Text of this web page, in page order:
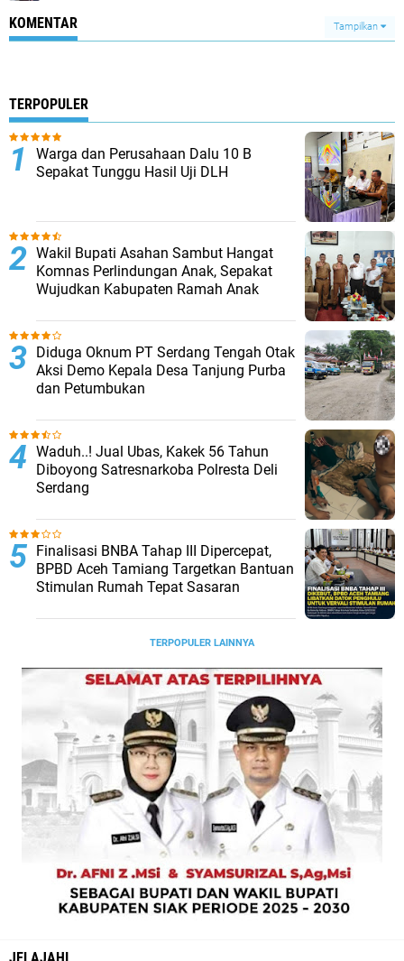
KOMENTAR Tampilkan
TERPOPULER
Warga dan Perusahaan Dalu 10 B
Sepakat Tunggu Hasil Uji DLH
Wakil Bupati Asahan Sambut Hangat
Komnas Perlindungan Anak, Sepakat
Wujudkan Kabupaten Ramah Anak
Diduga Oknum PT Serdang Tengah Otak
Aksi Demo Kepala Desa Tanjung Purba
dan Petumbukan
Waduh..! Jual Ubas, Kakek 56 Tahun
Diboyong Satresnarkoba Polresta Deli
Serdang
Finalisasi BNBA Tahap III Dipercepat,
BPBD Aceh Tamiang Targetkan Bantuan
Stimulan Rumah Tepat Sasaran
TERPOPULER LAINNYA